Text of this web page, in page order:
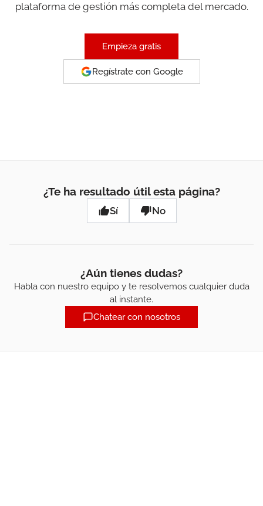
plataforma de gestión más completa del mercado.
Empieza gratis
Regístrate con Google
¿Te ha resultado útil esta página?
Sí No
¿Aún tienes dudas?
Habla con nuestro equipo y te resolvemos cualquier duda
al instante.
Chatear con nosotros